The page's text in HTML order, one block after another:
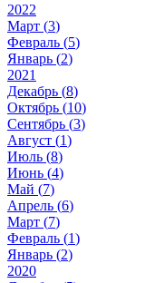
2022
Март (3)
Февраль (5)
Январь (2)
2021
Декабрь (8)
Октябрь (10)
Сентябрь (3)
Август (1)
Июль (8)
Июнь (4)
Май (7)
Апрель (6)
Март (7)
Февраль (1)
Январь (2)
2020